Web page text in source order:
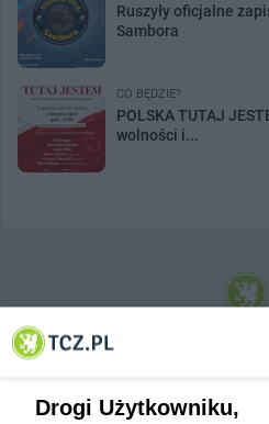
Ruszyły oficjalne
Sambora
CO BĘDZIE?
POLSKA TUTAJ
wolności i...
© 2001-2026 Tczew - TCZ.PL Sp. z o.o.
Drogi Użytkowniku,